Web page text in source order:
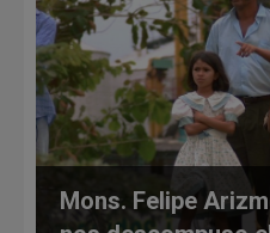
Mons. Felipe